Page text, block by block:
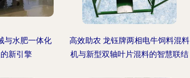
与水肥一体化
新引擎
高效助农 龙钰牌两相电牛饲料混料
机与新型双轴叶片混料的智慧联结